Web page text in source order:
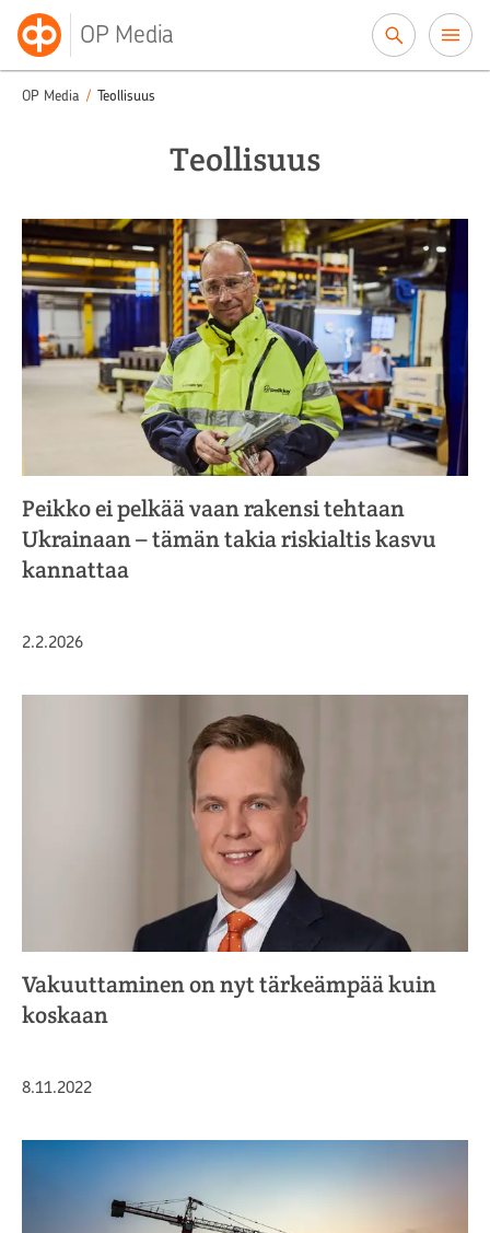
OP Media
OP Media / Teollisuus
Teollisuus
Peikko ei pelkää vaan rakensi tehtaan
Ukrainaan – tämän takia riskialtis kasvu
kannattaa
Julkaistu
2.2.2026
Vakuuttaminen on nyt tärkeämpää kuin
koskaan
Julkaistu
8.11.2022